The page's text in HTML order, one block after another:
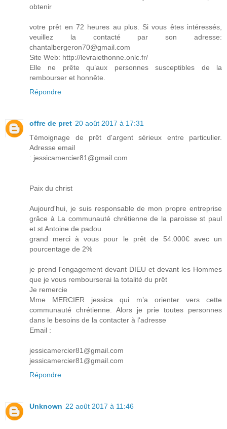
obtenir
votre prêt en 72 heures au plus. Si vous êtes intéressés,
veuillez la contacté par son adresse:
chantalbergeron70@gmail.com
Site Web: http://levraiethonne.onlc.fr/
Elle ne prête qu’aux personnes susceptibles de la
rembourser et honnête.
Répondre
offre de pret 20 août 2017 à 17:31
Témoignage de prêt d'argent sérieux entre particulier.
Adresse email
: jessicamercier81@gmail.com
Paix du christ
Aujourd'hui, je suis responsable de mon propre entreprise
grâce à La communauté chrétienne de la paroisse st paul
et st Antoine de padou.
grand merci à vous pour le prêt de 54.000€ avec un
pourcentage de 2%
je prend l'engagement devant DIEU et devant les Hommes
que je vous rembourserai la totalité du prêt
Je remercie
Mme MERCIER jessica qui m’a orienter vers cette
communauté chrétienne. Alors je prie toutes personnes
dans le besoins de la contacter à l'adresse
Email :
jessicamercier81@gmail.com
jessicamercier81@gmail.com
Répondre
Unknown 22 août 2017 à 11:46